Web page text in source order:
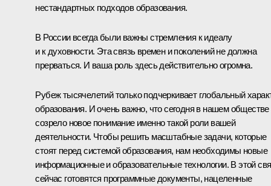
нестандартных подходов образования.
В России всегда были важны стремления к идеалу
и к духовности. Эта связь времен и поколений не должна
прерваться. И ваша роль здесь действительно огромна.
Рубеж тысячелетий только подчеркивает глобальный
образования. И очень важно, что сегодня в нашем обществе
созрело новое понимание именно такой роли вашей
деятельности. Чтобы решить масштабные задачи, которые
стоят перед системой образования, нам необходимы новые
информационные и образовательные технологии. В этой
сейчас готовятся программные документы, нацеленные